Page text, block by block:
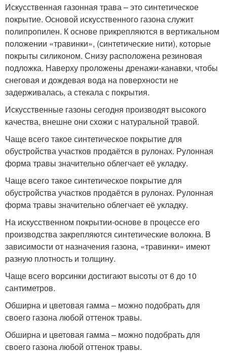
Искусственная газонная трава – это синтетическое
покрытие. Основой искусственного газона служит
полипропилен. К основе прикрепляются в вертикальном
положении «травинки», (синтетические нити), которые
покрыты силиконом. Снизу расположена резиновая
подложка. Наверху проложены дренажи-канавки, чтобы
снеговая и дождевая вода на поверхности не
задерживалась, а стекала с покрытия.
Искусственные газоны сегодня производят высокого
качества, внешне они схожи с натуральной травой.
Чаще всего такое синтетическое покрытие для
обустройства участков продаётся в рулонах. Рулонная
форма травы значительно облегчает её укладку.
Чаще всего такое синтетическое покрытие для
обустройства участков продаётся в рулонах. Рулонная
форма травы значительно облегчает её укладку.
На искусственном покрытии-основе в процессе его
производства закрепляются синтетические волокна. В
зависимости от назначения газона, «травинки» имеют
разную плотность и толщину.
Чаще всего ворсинки достигают высоты от 6 до 10
сантиметров.
Обширна и цветовая гамма – можно подобрать для
своего газона любой оттенок травы.
Обширна и цветовая гамма – можно подобрать для
своего газона любой оттенок травы.